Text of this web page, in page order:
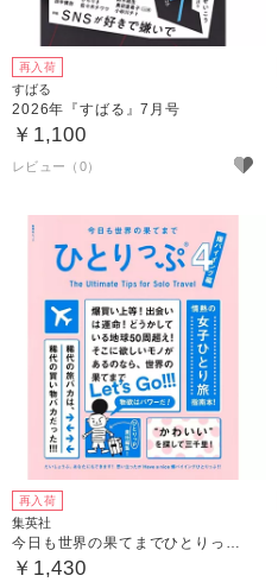
再入荷
すばる
2026年『すばる』7月号
￥1,100
再入荷
集英社
今日も世界の果てまでひとりっぷ 4 ～爆バイイング編～
￥1,430